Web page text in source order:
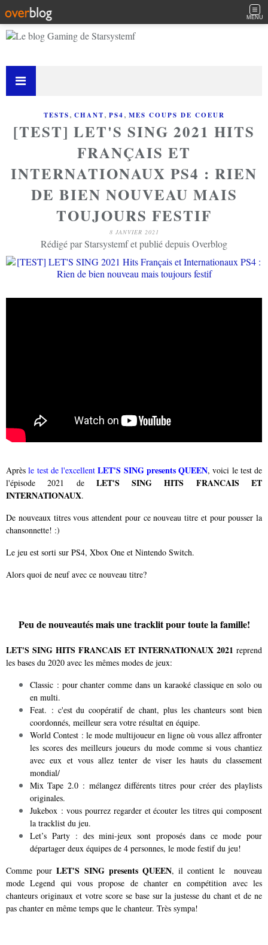
MENU
TESTS, CHANT, PS4, MES COUPS DE COEUR
[TEST] LET'S SING 2021 HITS
FRANÇAIS ET
INTERNATIONAUX PS4 : RIEN
DE BIEN NOUVEAU MAIS
TOUJOURS FESTIF
8 JANVIER 2021
Rédigé par Starsystemf et publié depuis Overblog
Aprèsle test de l'excellentLET'S SING presents QUEEN, voici le test de
l'épisode 2021 de LET'S SING HITS FRANCAIS ET
INTERNATIONAUX.
De nouveaux titres vous attendent pour ce nouveau titre et pour pousser la
chansonnette! :)
Le jeu est sorti sur PS4, Xbox One et Nintendo Switch.
Alors quoi de neuf avec ce nouveau titre?
Peu de nouveautés mais une tracklit pour toute la famille!
LET'S SING HITS FRANCAIS ET INTERNATIONAUX 2021 reprend
les bases du 2020 avec les mêmes modes de jeux:
Classic : pour chanter comme dans un karaoké classique en solo ou
en multi.
Feat. : c'est du coopératif de chant, plus les chanteurs sont bien
coordonnés, meilleur sera votre résultat en équipe.
World Contest : le mode multijoueur en ligne où vous allez affronter
les scores des meilleurs joueurs du mode comme si vous chantiez
avec eux et vous allez tenter de viser les hauts du classement
mondial/
Mix Tape 2.0 : mélangez différents titres pour créer des playlists
originales.
Jukebox : vous pourrez regarder et écouter les titres qui composent
la tracklist du jeu.
Let’s Party : des mini-jeux sont proposés dans ce mode pour
départager deux équipes de 4 personnes, le mode festif du jeu!
Comme pourLET'S SING presents QUEEN, il contient le nouveau
modeLegend qui vous propose de chanter en compétition avec les
chanteurs originaux et votre score se base sur la justesse du chant et de ne
pas chanter en même temps que le chanteur. Très sympa!